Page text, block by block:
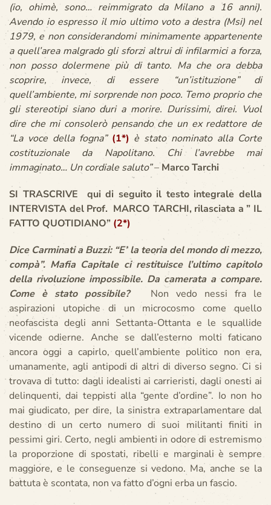
(io, ohimè, sono… reimmigrato da Milano a 16 anni).
Avendo io espresso il mio ultimo voto a destra (Msi) nel
1979, e non considerandomi minimamente appartenente
a quell’area malgrado gli sforzi altrui di infilarmici a forza,
non posso dolermene più di tanto. Ma che ora debba
scoprire, invece, di essere “un’istituzione” di
quell’ambiente, mi sorprende non poco. Temo proprio che
gli stereotipi siano duri a morire. Durissimi, direi. Vuol
dire che mi consolerò pensando che un ex redattore de
“La voce della fogna” (1*) è stato nominato alla Corte
costituzionale da Napolitano. Chi l’avrebbe mai
immaginato… Un cordiale saluto”–Marco Tarchi
SI TRASCRIVE qui di seguito il testo integrale della
INTERVISTA del Prof. MARCO TARCHI, rilasciata a ” IL
FATTO QUOTIDIANO” (2*)
Dice Carminati a Buzzi: “E’ la teoria del mondo di mezzo,
compà”. Mafia Capitale ci restituisce l’ultimo capitolo
della rivoluzione impossibile. Da camerata a compare.
Come è stato possibile?
Non vedo nessi fra le
aspirazioni utopiche di un microcosmo come quello
neofascista degli anni Settanta-Ottanta e le squallide
vicende odierne. Anche se dall’esterno molti faticano
ancora oggi a capirlo, quell’ambiente politico non era,
umanamente, agli antipodi di altri di diverso segno. Ci si
trovava di tutto: dagli idealisti ai carrieristi, dagli onesti ai
delinquenti, dai teppisti alla “gente d’ordine”. Io non ho
mai giudicato, per dire, la sinistra extraparlamentare dal
destino di un certo numero di suoi militanti finiti in
pessimi giri. Certo, negli ambienti in odore di estremismo
la proporzione di spostati, ribelli e marginali è sempre
maggiore, e le conseguenze si vedono. Ma, anche se la
battuta è scontata, non va fatto d’ogni erba un fascio.